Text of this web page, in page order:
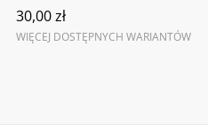
30,00 zł
WIĘCEJ DOSTĘPNYCH WARIANTÓW